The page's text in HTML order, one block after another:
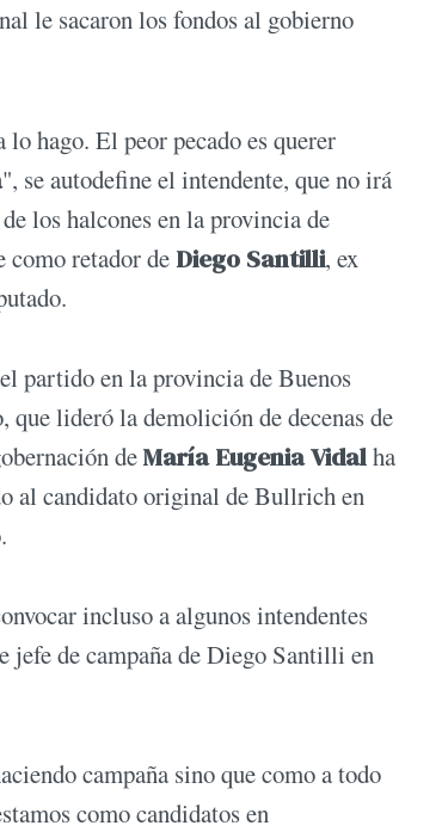
le sacaron los fondos al gobierno
hago. El peor pecado es querer
", se autodefine el intendente, que no irá
los halcones en la provincia de
como retador de Diego Santilli, ex
partido en la provincia de Buenos
lideró la demolición de decenas de
deMaría Eugenia Vidalha
al candidato original de Bullrich en
incluso a algunos intendentes
jefe de campaña de Diego Santilli en
campaña sino que como a todo
como candidatos en